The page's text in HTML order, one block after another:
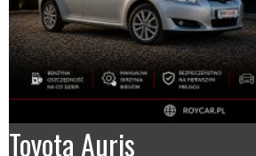
Toyota Auris